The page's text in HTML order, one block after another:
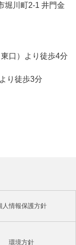
川町2-1 井門金
口）より徒歩4分
り徒歩3分
人情報保護方針
環境方針